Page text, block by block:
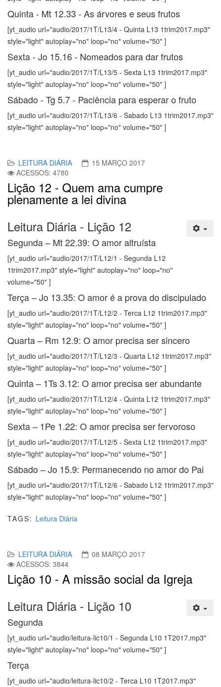
Quinta - Mt 12.33 - As árvores e seus frutos
[yt_audio url="audio/2017/1T/L13/4 - Quinta L13 1trim2017.mp3"
style="light" autoplay="no" loop="no" volume="50" ]
Sexta - Jo 15.16 - Nomeados para dar frutos
[yt_audio url="audio/2017/1T/L13/5 - Sexta L13 1trim2017.mp3"
style="light" autoplay="no" loop="no" volume="50" ]
Sábado - Tg 5.7 - Paciência para esperar o fruto
[yt_audio url="audio/2017/1T/L13/6 - Sabado L13 1trim2017.mp3"
style="light" autoplay="no" loop="no" volume="50" ]
LEITURA DIÁRIA
15 MARÇO 2017
ACESSOS: 4780
Lição 12 - Quem ama cumpre
plenamente a lei divina
Leitura Diária - Lição 12
Segunda – Mt 22.39: O amor altruísta
[yt_audio url="audio/2017/1T/L12/1 - Segunda L12
1trim2017.mp3" style="light" autoplay="no" loop="no"
volume="50" ]
Terça – Jo 13.35: O amor é a prova do discipulado
[yt_audio url="audio/2017/1T/L12/2 - Terca L12 1trim2017.mp3"
style="light" autoplay="no" loop="no" volume="50" ]
Quarta – Rm 12.9: O amor precisa ser sincero
[yt_audio url="audio/2017/1T/L12/3 - Quarta L12 1trim2017.mp3"
style="light" autoplay="no" loop="no" volume="50" ]
Quinta – 1Ts 3.12: O amor precisa ser abundante
[yt_audio url="audio/2017/1T/L12/4 - Quinta L12 1trim2017.mp3"
style="light" autoplay="no" loop="no" volume="50" ]
Sexta – 1Pe 1.22: O amor precisa ser fervoroso
[yt_audio url="audio/2017/1T/L12/5 - Sexta L12 1trim2017.mp3"
style="light" autoplay="no" loop="no" volume="50" ]
Sábado – Jo 15.9: Permanecendo no amor do Pai
[yt_audio url="audio/2017/1T/L12/6 - Sabado L12 1trim2017.mp3"
style="light" autoplay="no" loop="no" volume="50" ]
TAGS: Leitura Diária
LEITURA DIÁRIA
08 MARÇO 2017
ACESSOS: 3844
Lição 10 - A missão social da Igreja
Leitura Diária - Lição 10
Segunda
[yt_audio url="audio/leitura-lic10/1 - Segunda L10 1T2017.mp3"
style="light" autoplay="no" loop="no" volume="50" ]
Terça
[yt_audio url="audio/leitura-lic10/2 - Terca L10 1T2017.mp3"